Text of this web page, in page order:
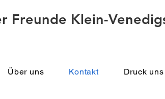
Freunde Klein-
Über uns Kontakt Druck